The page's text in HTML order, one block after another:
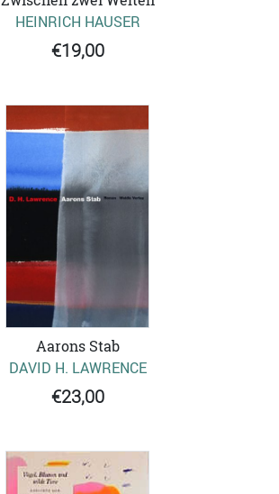
HEINRICH HAUSER
€19,00
Aarons Stab
DAVID H. LAWRENCE
€23,00